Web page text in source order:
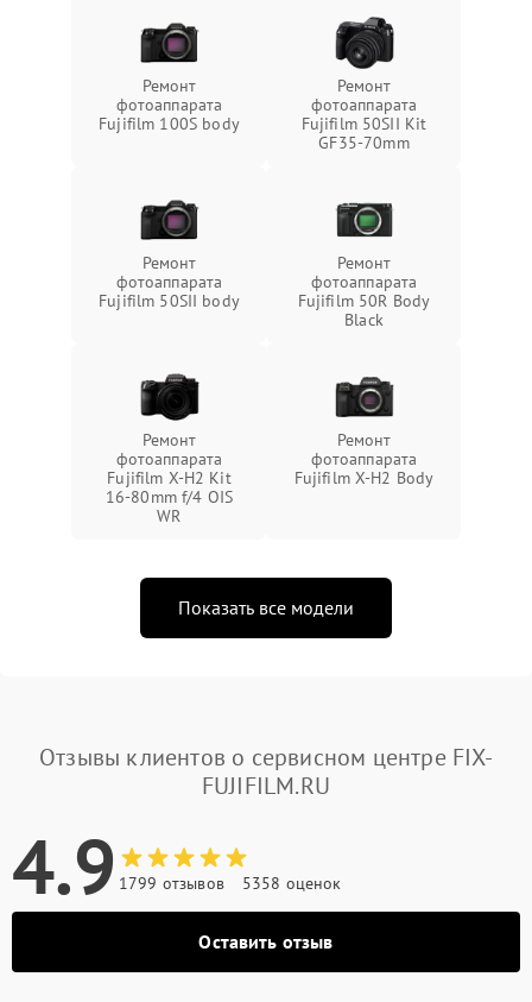
Ремонт
фотоаппарата
Fujifilm 100S body
Ремонт
фотоаппарата
Fujifilm 50SII Kit
GF35-70mm
Ремонт
фотоаппарата
Fujifilm 50SII body
Ремонт
фотоаппарата
Fujifilm 50R Body
Black
Ремонт
фотоаппарата
Fujifilm X-H2 Kit
16-80mm f/4 OIS
WR
Ремонт
фотоаппарата
Fujifilm X-H2 Body
Показать все модели
Отзывы клиентов о сервисном центре FIX-
FUJIFILM.RU
4.9 1799 отзывов 5358 оценок
Оставить отзыв